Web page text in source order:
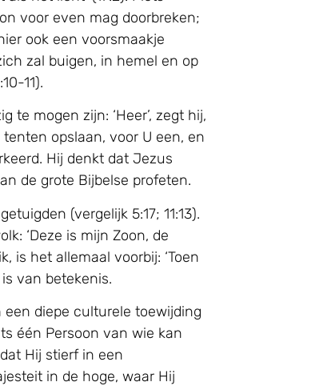
voor even mag doorbreken;
ook een voorsmaakje
zal buigen, in hemel en op
11).
mogen zijn: ‘Heer’, zegt hij,
tenten opslaan, voor U een, en
Hij denkt dat Jezus
de grote Bijbelse profeten.
(vergelijk 5:17; 11:13).
‘Deze is mijn Zoon, de
is het allemaal voorbij: ‘Toen
van betekenis.
diepe culturele toewijding
één Persoon van wie kan
Hij stierf in een
in de hoge, waar Hij